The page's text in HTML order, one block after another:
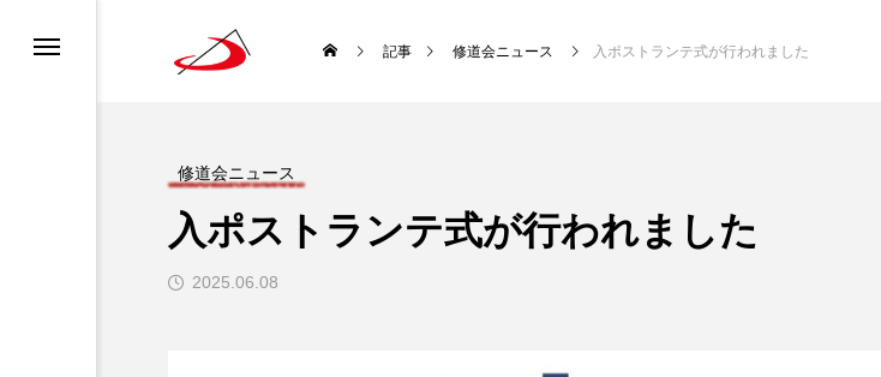
記事 修道会ニュース 入ポストランテ式が行われました
修道会ニュース
入ポストランテ式が行われました
2025.06.08